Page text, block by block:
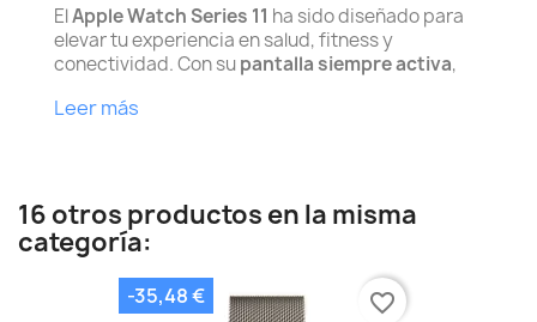
ElApple Watch Series 11 ha sido diseñado para
elevar tu experiencia en salud, fitness y
conectividad. Con supantalla siempre activa,
Leer más
16 otros productos en la misma
categoría:
-35,48 € favorite_border